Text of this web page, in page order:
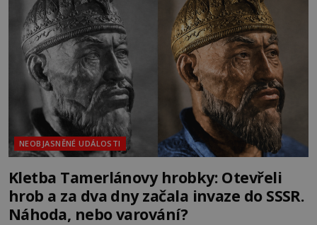
mezi vůdce protihusitského boje. Za manželku má
skutečně jistou
NEOBJASNĚNÉ UDÁLOSTI
Kletba Tamerlánovy hrobky: Otevřeli
hrob a za dva dny začala invaze do SSSR.
Náhoda, nebo varování?